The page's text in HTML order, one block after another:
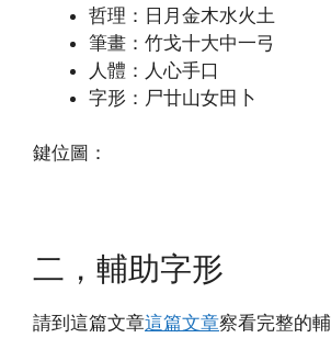
哲理：日月金木水火土
筆畫：竹戈十大中一弓
人體：人心手口
字形：尸廿山女田卜
鍵位圖：
二，輔助字形
請到這篇文章這篇文章察看完整的